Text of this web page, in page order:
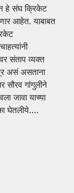
हे संघ क्रिकेट
आहेत. याबाबत
संताप व्यक्त
असं असताना
सौरव गांगुलीने
जावा याच्या
घेतलीये.…